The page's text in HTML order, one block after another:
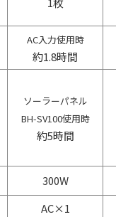
AC入力使用時
約1.8時間
ソーラーパネル
BH-SV100使用時
約5時間
300W
AC×1